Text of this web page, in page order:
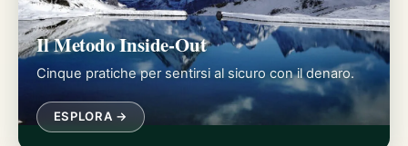
Il Metodo Inside-Out
Cinque pratiche per sentirsi al sicuro con il denaro.
ESPLORA →